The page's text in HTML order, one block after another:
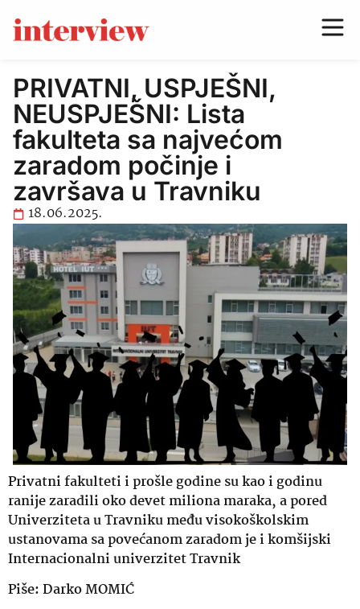
PRIVATNI, USPJEŠNI,
NEUSPJEŠNI: Lista
fakulteta sa najvećom
zaradom počinje i
završava u Travniku
18.06.2025.
Privatni fakulteti i prošle godine su kao i godinu
ranije zaradili oko devet miliona maraka, a pored
Univerziteta u Travniku među visokoškolskim
ustanovama sa povećanom zaradom je i komšijski
Internacionalni univerzitet Travnik
Piše: Darko MOMIĆ